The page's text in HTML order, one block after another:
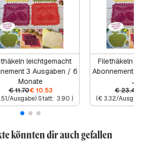
leichtgemacht
3 Ausgaben / 6
Monate
€11.70€ 10.53
/Ausgabe) Statt: 3.90 )
Filethäkeln
Abonnement 6
€23.40
(€3.32/
könnten dir auch gefallen